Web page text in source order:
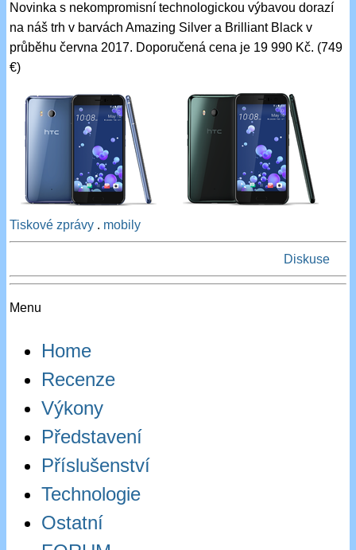
Novinka s nekompromisní technologickou výbavou dorazí
na náš trh v barvách Amazing Silver a Brilliant Black v
průběhu června 2017. Doporučená cena je 19 990 Kč. (749
€)
Tiskové zprávy . mobily
Diskuse
Menu
Home
Recenze
Výkony
Představení
Příslušenství
Technologie
Ostatní